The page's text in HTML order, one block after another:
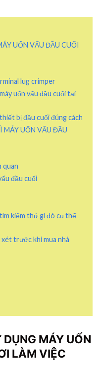
UỐN VẤU ĐẦU CUỐI
lug crimper
uốn vấu đầu cuối tại
bị đầu cuối đúng cách
MÁY UỐN VẤU ĐẦU
quan
đầu cuối
kiếm thứ gì đó cụ thể
xét trước khi mua nhà
MÁY UỐN
LÀM VIỆC